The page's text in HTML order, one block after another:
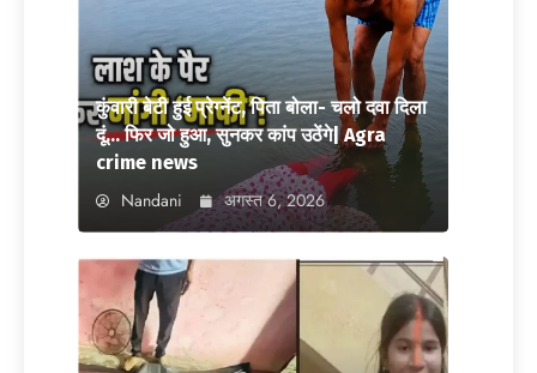
कुंवारी बेटी हुई प्रेग्नेंट, पिता बोला- चलो दवा दिला
दूं… फिर जो हुआ, सुनकर कांप उठेंगे| Agra
crime news
Nandani अगस्त 6, 2026